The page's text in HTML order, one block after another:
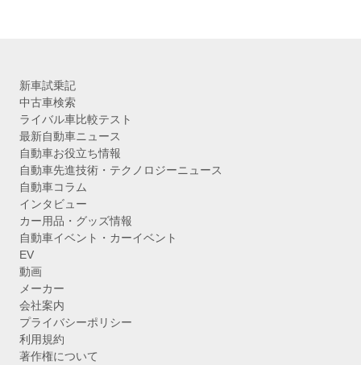
新車試乗記
中古車検索
ライバル車比較テスト
最新自動車ニュース
自動車お役立ち情報
自動車先進技術・テクノロジーニュース
自動車コラム
インタビュー
カー用品・グッズ情報
自動車イベント・カーイベント
EV
動画
メーカー
会社案内
プライバシーポリシー
利用規約
著作権について